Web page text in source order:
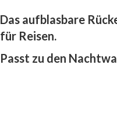
Das aufblasbare
für Reisen.
Passt zu den